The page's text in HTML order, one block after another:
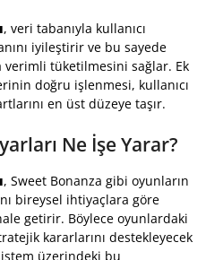
, veri tabanıyla kullanıcı
iyileştirir ve bu sayede
verimli tüketilmesini sağlar. Ek
doğru işlenmesi, kullanıcı
en üst düzeye taşır.
Ne İşe Yarar?
, Sweet Bonanza gibi oyunların
bireysel ihtiyaçlara göre
getirir. Böylece oyunlardaki
kararlarını destekleyecek
üzerindeki bu